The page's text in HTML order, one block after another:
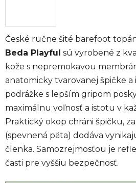
České ručne šité barefoot
Beda Playful sú vyrobené z
kože s nepremokavou
anatomicky tvarovanej špičke
podrážke s lepším gripom
maximálnu voľnosť a istotu v
Praktický okop chráni špičku,
(spevnená päta) dodáva
členka. Samozrejmosťou je
časti pre vyššiu bezpečnosť.